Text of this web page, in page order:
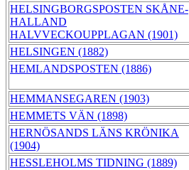
HELSINGBORGSPOSTEN SKÅNE-
HALLAND
HALVVECKOUPPLAGAN (1901)
HELSINGEN (1882)
HEMLANDSPOSTEN (1886)
HEMMANSEGAREN (1903)
HEMMETS VÄN (1898)
HERNÖSANDS LÄNS KRÖNIKA
(1904)
HESSLEHOLMS TIDNING (1889)